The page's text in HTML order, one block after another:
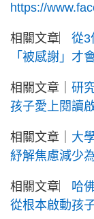
https://
相關文章︳ 從3
「被感謝」才
相關文章｜ 研
孩子愛上閱讀
相關文章｜ 大
紓解焦慮減少
相關文章︳ 哈
從根本啟動孩